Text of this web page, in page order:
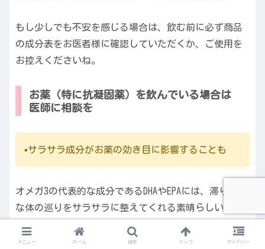
もし少しでも不安を感じる場合は、飲む前に必ず商品
の成分表をお医者様に確認していただくか、ご使用を
お控えくださいね。
お薬（特に抗凝固薬）を飲んでいる場合は
医師に相談を
▪️サラサラ成分がお薬の効き目に影響することも
オメガ3の代表的な成分であるDHAやEPAには、滞りがち
な体の巡りをサラサラに整えてくれる素晴らしい働き
メニュー ホーム 検索 トップ サイドバー